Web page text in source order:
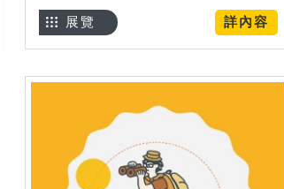
詳內容
展覽